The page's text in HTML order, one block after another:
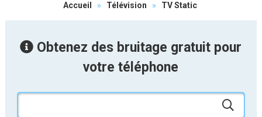
Accueil » Télévision » TV Static
Obtenez des bruitage gratuit pour
votre téléphone